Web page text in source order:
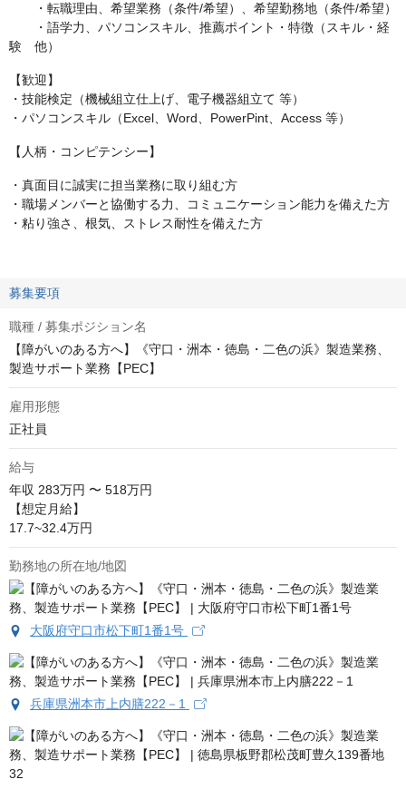
・転職理由、希望業務（条件/希望）、希望勤務地（条件/希望）
・語学力、パソコンスキル、推薦ポイント・特徴（スキル・経
験 他）
【歓迎】
・技能検定（機械組立仕上げ、電子機器組立て 等）
・パソコンスキル（Excel、Word、PowerPint、Access 等）
【人柄・コンピテンシー】
・真面目に誠実に担当業務に取り組む方
・職場メンバーと協働する力、コミュニケーション能力を備えた方
・粘り強さ、根気、ストレス耐性を備えた方
募集要項
職種 / 募集ポジション名
【障がいのある方へ】《守口・洲本・徳島・二色の浜》製造業務、
製造サポート業務【PEC】
雇用形態
正社員
給与
年収 283万円 〜 518万円
【想定月給】
17.7~32.4万円
勤務地の所在地/地図
大阪府守口市松下町1番1号
兵庫県洲本市上内膳222－1